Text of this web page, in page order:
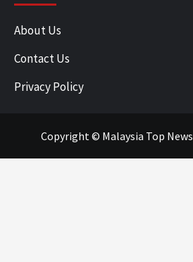
About Us
Contact Us
Privacy Policy
Copyright © Malaysia Top News